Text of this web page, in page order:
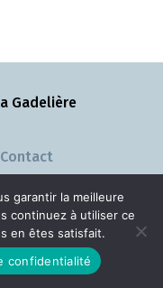
Gadelière
Contact
garantir la meilleure
continuez à utiliser ce
en êtes satisfait.
confidentialité